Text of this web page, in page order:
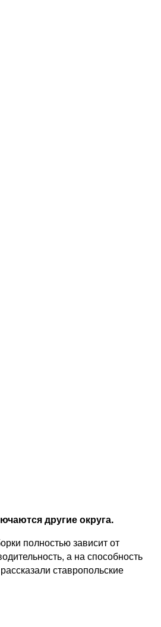
другие округа.
полностью зависит от
а на способность
ставропольские